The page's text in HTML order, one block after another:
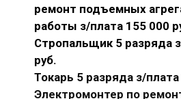
ремонт подъемных
работы з/плата 155 000
Стропальщик 5 разряда
руб.
Токарь 5 разряда з/
Электромонтер по